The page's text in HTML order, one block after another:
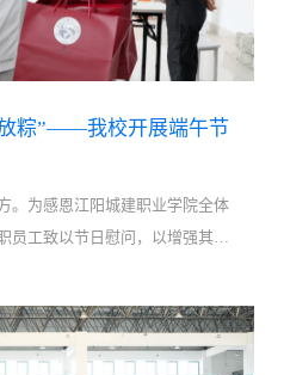
粽”——我校开展端午节
。为感恩江阳城建职业学院全体
员工致以节日慰问，以增强其归
佳节将至之时，我校特意为全体